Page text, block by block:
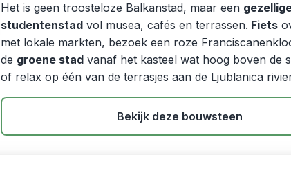
Het is geen troosteloze Balkanstad, maar een
studentenstad vol musea, cafés en terrassen. Fiets
met lokale markten, bezoek een roze
de groene stad vanaf het kasteel wat hoog boven de
of relax op één van de terrasjes aan de Ljublanica
Bekijk deze bouwsteen